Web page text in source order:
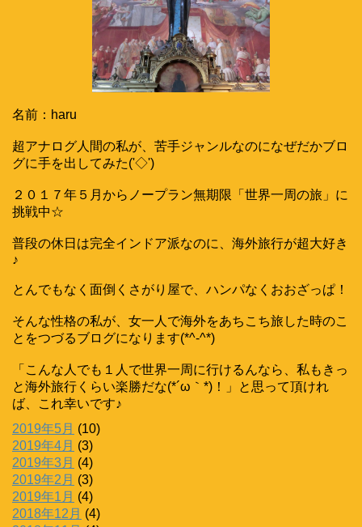
名前：haru
超アナログ人間の私が、苦手ジャンルなのになぜだかブロ
グに手を出してみた('◇')ゞ
２０１７年５月からノープラン無期限「世界一周の旅」に
挑戦中☆
普段の休日は完全インドア派なのに、海外旅行が超大好き
♪
とんでもなく面倒くさがり屋で、ハンパなくおおざっぱ！
そんな性格の私が、女一人で海外をあちこち旅した時のこ
とをつづるブログになります(*^-^*)
「こんな人でも１人で世界一周に行けるんなら、私もきっ
と海外旅行くらい楽勝だな(*´ω｀*)！」と思って頂けれ
ば、これ幸いです♪
2019年5月 (10)
2019年4月 (3)
2019年3月 (4)
2019年2月 (3)
2019年1月 (4)
2018年12月 (4)